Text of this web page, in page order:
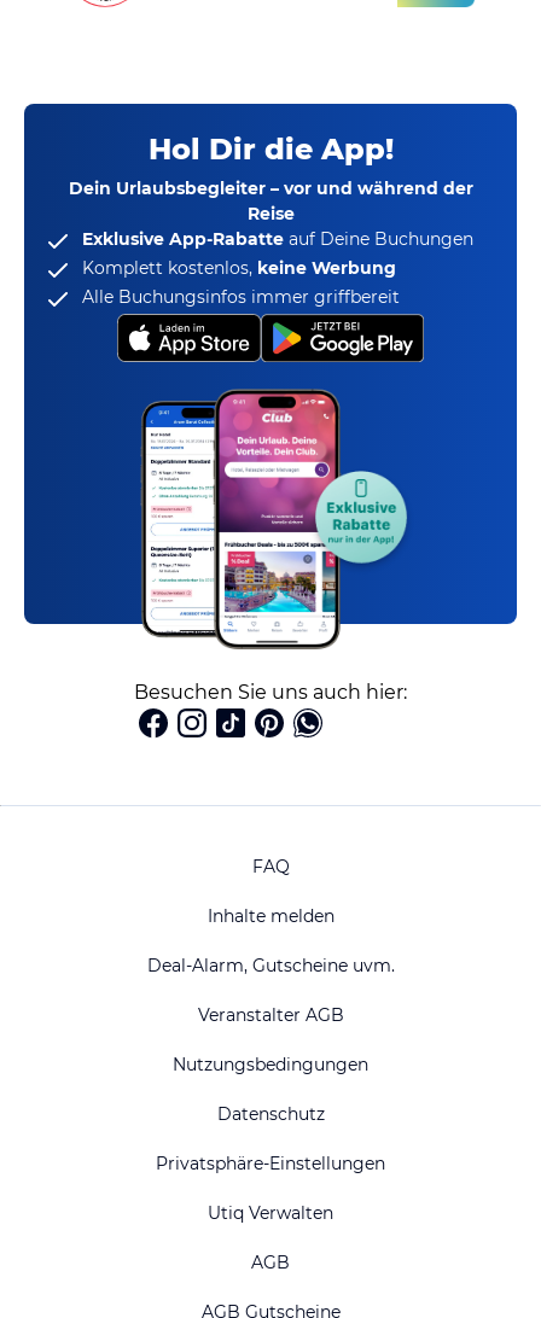
Hol Dir die App!
Dein Urlaubsbegleiter – vor und während der
Reise
Exklusive App-Rabatte auf Deine Buchungen
Komplett kostenlos, keine Werbung
Alle Buchungsinfos immer griffbereit
Besuchen Sie uns auch hier:
FAQ
Inhalte melden
Deal-Alarm, Gutscheine uvm.
Veranstalter AGB
Nutzungsbedingungen
Datenschutz
Privatsphäre-Einstellungen
Utiq Verwalten
AGB
AGB Gutscheine